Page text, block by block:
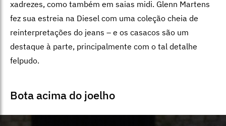
xadrezes, como também em saias midi. Glenn Martens
fez sua estreia na Diesel com uma coleção cheia de
reinterpretações do jeans – e os casacos são um
destaque à parte, principalmente com o tal detalhe
felpudo.
Bota acima do joelho